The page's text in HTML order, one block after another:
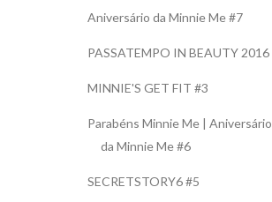
Aniversário da Minnie Me #7
PASSATEMPO IN BEAUTY 2016
MINNIE'S GET FIT #3
Parabéns Minnie Me | Aniversário
da Minnie Me #6
SECRETSTORY6 #5